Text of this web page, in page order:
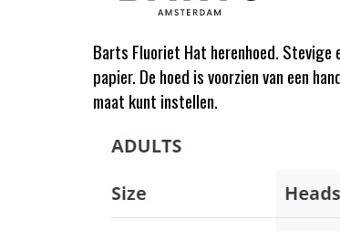
Barts Fluoriet Hat herenhoed.
papier. De hoed is voorzien van een
maat kunt instellen.